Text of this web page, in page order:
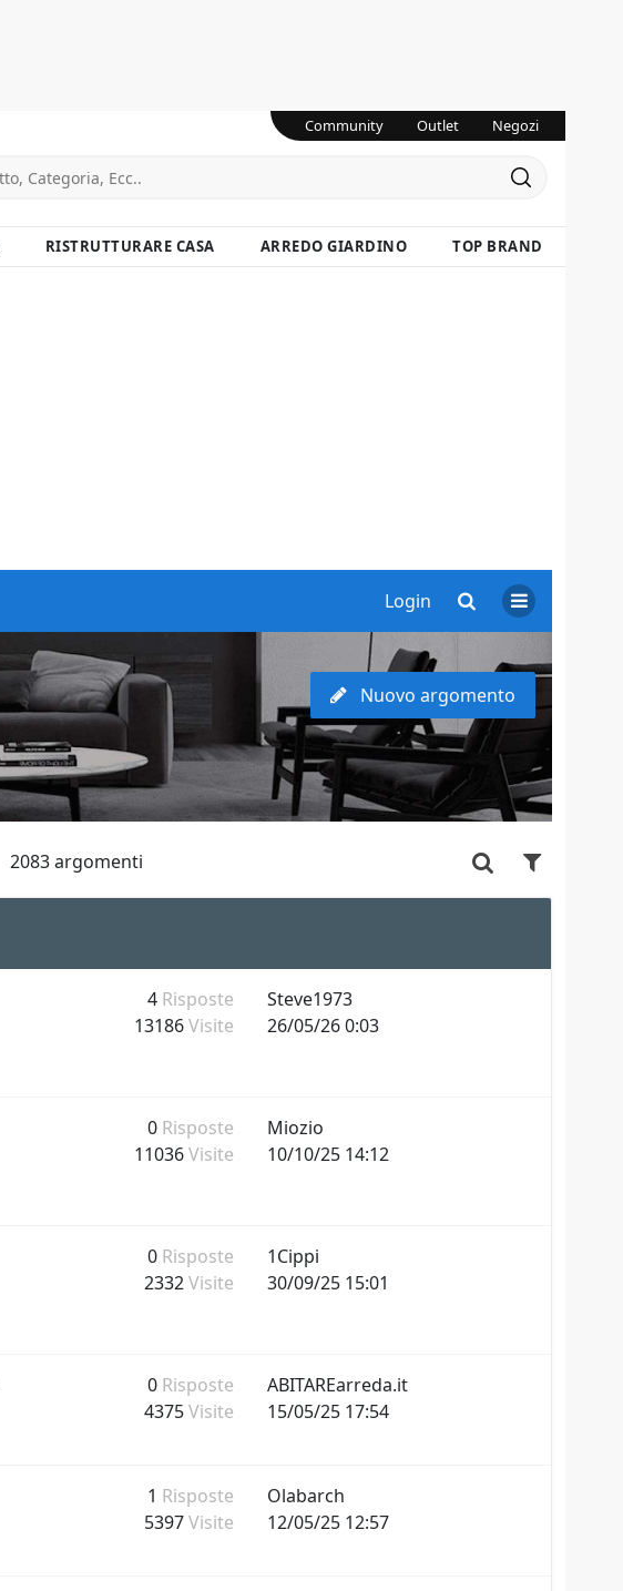
Community Outlet Negozi
RISTRUTTURARE CASA ARREDO GIARDINO TOP BRAND
Login
Nuovo argomento
2083 argomenti
4 Risposte
13186Visite
Steve1973
26/05/26 0:03
0 Risposte
11036Visite
Miozio
10/10/25 14:12
0 Risposte
2332Visite
1Cippi
30/09/25 15:01
0 Risposte
4375Visite
ABITAREarreda.it
15/05/25 17:54
1 Risposte
5397Visite
Olabarch
12/05/25 12:57